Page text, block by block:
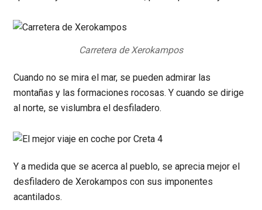
Carretera de Xerokampos
Cuando no se mira el mar, se pueden admirar las
montañas y las formaciones rocosas. Y cuando se dirige
al norte, se vislumbra el desfiladero.
Y a medida que se acerca al pueblo, se aprecia mejor el
desfiladero de Xerokampos con sus imponentes
acantilados.